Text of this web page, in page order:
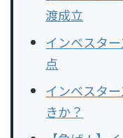
渡成立
インベスタ
点
インベスタ
きか？